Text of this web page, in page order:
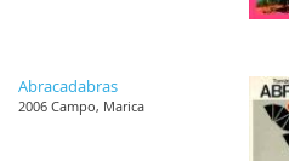
Abracadabras
2006 Campo, Marica